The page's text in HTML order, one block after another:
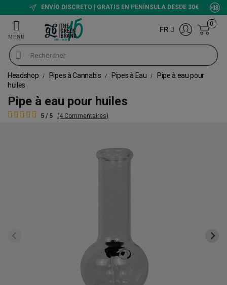
ENVÍO DISCRETO | GRATIS EN PENÍNSULA DESDE 30€
FR
0
Headshop Pipes à Cannabis Pipes à Eau
Pipe à eau pour
huiles
Pipe à eau pour huiles
5 / 5 (4 Commentaires)